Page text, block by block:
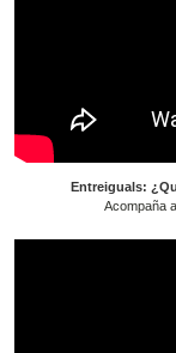
Entreiguals:
Acompaña